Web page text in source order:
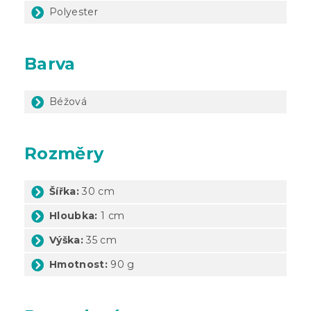
Polyester
Barva
Béžová
Rozměry
Šířka: 30 cm
Hloubka: 1 cm
Výška: 35 cm
Hmotnost: 90 g